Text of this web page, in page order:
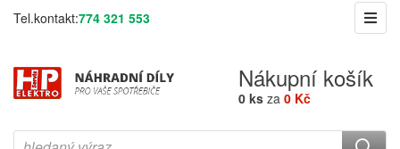
Tel.kontakt:774 321 553
Nákupní košík
0 ks za 0 Kč